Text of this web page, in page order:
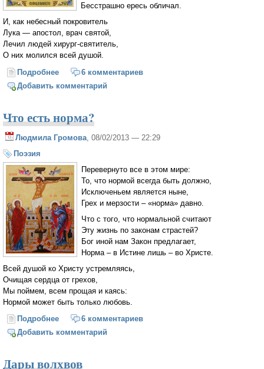
Бесстрашно ересь обличал.
И, как небесный покровитель
Лука ― апостол, врач святой,
Лечил людей хирург-святитель,
О них молился всей душой.
Подробнее о Святитель-хирург
6 комментариев
Добавить комментарий
Что есть норма?
Людмила Громова, 08/02/2013 — 22:29
Поэзия
Перевернуто все в этом мире:
То, что нормой всегда быть должно,
Исключеньем является ныне,
Грех и мерзости – «норма» давно.
Что с того, что нормальной считают
Эту жизнь по законам страстей?
Бог иной нам Закон предлагает,
Норма – в Истине лишь – во Христе.
Всей душой ко Христу устремляясь,
Очищая сердца от грехов,
Мы поймем, всем прощая и каясь:
Нормой может быть только любовь.
Подробнее о Что есть норма?
6 комментариев
Добавить комментарий
Дары волхвов